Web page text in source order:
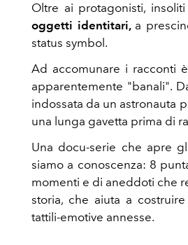
Oltre ai protagonisti,
oggetti identitari, a
status symbol.
Ad accomunare i racconti
apparentemente "banali".
indossata da un astronauta
una lunga gavetta prima di
Una docu-serie che apre
siamo a conoscenza: 8
momenti e di aneddoti che
storia, che aiuta a
tattili-emotive annesse.